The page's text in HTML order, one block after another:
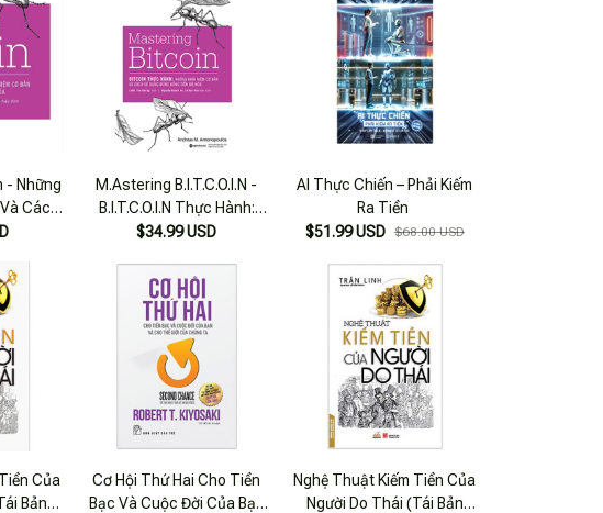
- Những
Cách
Tiền
M.Astering B.I.T.C.O.I.N -
B.I.T.C.O.I.N Thực Hành:
Những Khái Niệm Cơ Bản Và
Tiền Mã Hóa_Al
$34.99 USD
AI Thực Chiến – Phải Kiếm
Ra Tiền
$51.99 USD $68.00 USD
Của
Bản
Cơ Hội Thứ Hai Cho Tiền
Bạc Và Cuộc Đời Của Bạn
Nghệ Thuật Kiếm Tiền Của
Người Do Thái (Tái Bản